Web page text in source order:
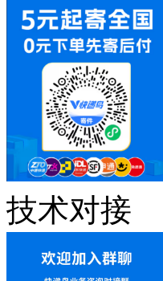
技术对接